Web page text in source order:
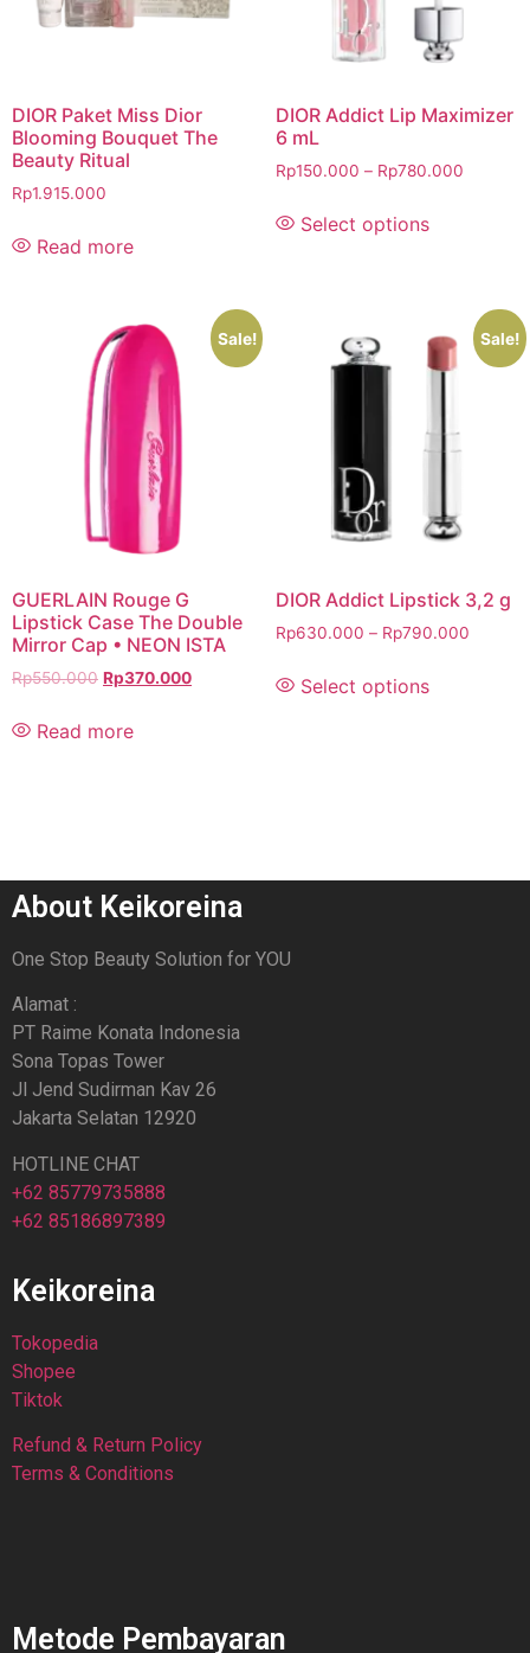
DIOR Paket Miss Dior
Blooming Bouquet The
Beauty Ritual
Rp1.915.000
Read more
DIOR Addict Lip Maximizer
6 mL
Rp150.000 – Rp780.000
Select options
Sale!
GUERLAIN Rouge G
Lipstick Case The Double
Mirror Cap • NEON ISTA
Rp550.000 Rp370.000
Read more
Sale!
DIOR Addict Lipstick 3,2 g
Rp630.000 – Rp790.000
Select options
About Keikoreina
One Stop Beauty Solution for YOU
Alamat :
PT Raime Konata Indonesia
Sona Topas Tower
Jl Jend Sudirman Kav 26
Jakarta Selatan 12920
HOTLINE CHAT
+62 85779735888
+62 85186897389
Keikoreina
Tokopedia
Shopee
Tiktok
Refund & Return Policy
Terms & Conditions
Metode Pembayaran